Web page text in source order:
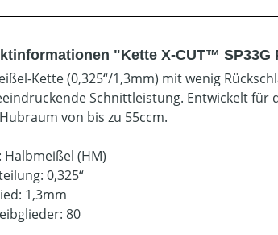
"Kette X-CUT™ SP33G
Kette (0,325“/1,3mm) mit wenig
Schnittleistung. Entwickelt
von bis zu 55ccm.
Halbmeißel (HM)
0,325“
1,3mm
80